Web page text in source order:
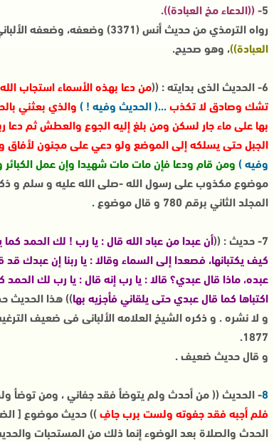
5- ((الدعاء مخ العبادة)).
رواه الترمذي من حديث أنس (3371) وضعفه، وضعفه الألباني في ضعيف سنن الترمذي (3611)، ويغني عنه حديث:
العبادة))، وهو صحيح.
6- الحديث الذى بدايته : ((
من دعا بهذه الأسماء استجاب
تشك وصادق لا تكذب...( الحديث وفيه ! ) والذي بعثني
بها على ماء جار لسكن ومن بلغ إليه الجوع والعطش ثم
الجبل حتى يسلكه إلى الموضع ولو دعي على مجنون لأفاق
وفيه ) ومن قام ودعا فإن مات مات شهيدا وإن عمل
موضوع مكذوب على رسول الله -صلى الله عليه و سلم و
المجلد الثاني برقم 780 و قال موضوع
.
7- حديث : ((
أن عبدا من عباد الله قال : يا رب ! لك الحمد
كيف يكتبانها، فصعدا إلى السماء وقالا : يا ربنا إن عبدك
عبده، ماذا قال عبدي؟ قالا : يا رب إنه قال : يا رب لك
اكتباها كما قال عبدي حتى يلقاني فأجزيه بها)) هذا الحديث
1877.
و قال حديث ضعيف .
8- الحديث (( من أحدث ولم يتوضأ فقد جفاني ، ومن توضأ
فلم أجبه فقد جفوته ولست برب جافٍ
الحدث والصلاة بعد الوضوء إنما ذلك من المستحبات